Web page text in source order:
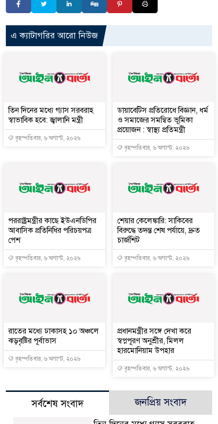
এ ক্যাটাগরির আরো নিউজ
তিন দিনের মধ্যে গ্যাস সরবরাহ
স্বাভাবিক হবে: জ্বালানি মন্ত্রী
বৃহস্পতিবার, ৬ অগাস্ট, ২০২৬
ডায়াবেটিস প্রতিরোধে বিজ্ঞান, ধর্ম
ও সমাজের সমন্বিত ভূমিকা
প্রয়োজন : স্বাস্থ্য প্রতিমন্ত্রী
বৃহস্পতিবার, ৬ অগাস্ট, ২০২৬
পররাষ্ট্রমন্ত্রীর কা‌ছে ইউএনডিপির
আবাসিক প্রতিনিধির পরিচয়পত্র
পেশ
বৃহস্পতিবার, ৬ অগাস্ট, ২০২৬
শেয়ার কেলেঙ্কারি: সাকিবের
বিরুদ্ধে তদন্ত শেষ পর্যায়ে, দ্রুত
চার্জশিট
বৃহস্পতিবার, ৬ অগাস্ট, ২০২৬
রাতের মধ্যে ঢাকাসহ ১০ অঞ্চলে
ঝড়বৃষ্টির পূর্বাভাস
বৃহস্পতিবার, ৬ অগাস্ট, ২০২৬
প্রধানমন্ত্রীর সঙ্গে দেখা করে
স্বপ্নপূরণ অনুশ্রীর, মিলল
হারমোনিয়াম উপহার
বৃহস্পতিবার, ৬ অগাস্ট, ২০২৬
সর্বশেষ সংবাদ জনপ্রিয় সংবাদ